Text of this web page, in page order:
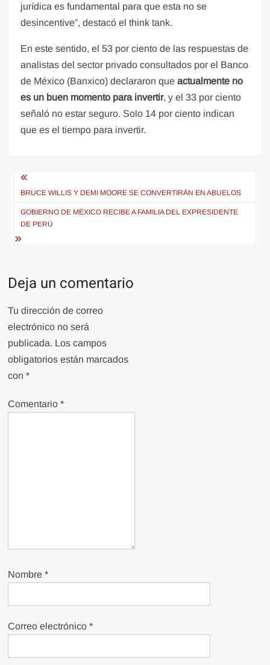
jurídica es fundamental para que esta no se
desincentive”, destacó el think tank.
En este sentido, el 53 por ciento de las respuestas de
analistas del sector privado consultados por el Banco
de México (Banxico) declararon queactualmente no
es un buen momento para invertir, y el 33 por ciento
señaló no estar seguro. Solo 14 por ciento indican
que es el tiempo para invertir.
Navegación
de
entradas
BRUCE WILLIS Y DEMI MOORE SE CONVERTIRÁN EN ABUELOS
GOBIERNO DE MÉXICO RECIBE A FAMILIA DEL EXPRESIDENTE
DE PERÚ
Deja un comentario
Tu dirección de correo
electrónico no será
publicada. Los campos
obligatorios están marcados
con*
Comentario*
Nombre*
Correo electrónico*